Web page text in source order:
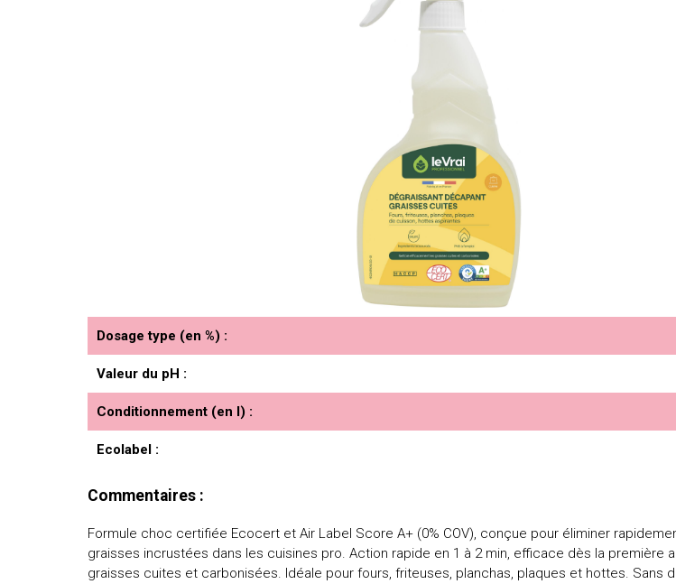
Dosage type (en %) :
Valeur du pH :
Conditionnement (en l) :
Ecolabel :
Commentaires :
Formule choc certifiée Ecocert et Air Label Score A+ (0% COV), conçue pour éliminer
graisses incrustées dans les cuisines pro. Action rapide en 1 à 2 min, efficace dès la première
graisses cuites et carbonisées. Idéale pour fours, friteuses, planchas, plaques et hottes. Sans